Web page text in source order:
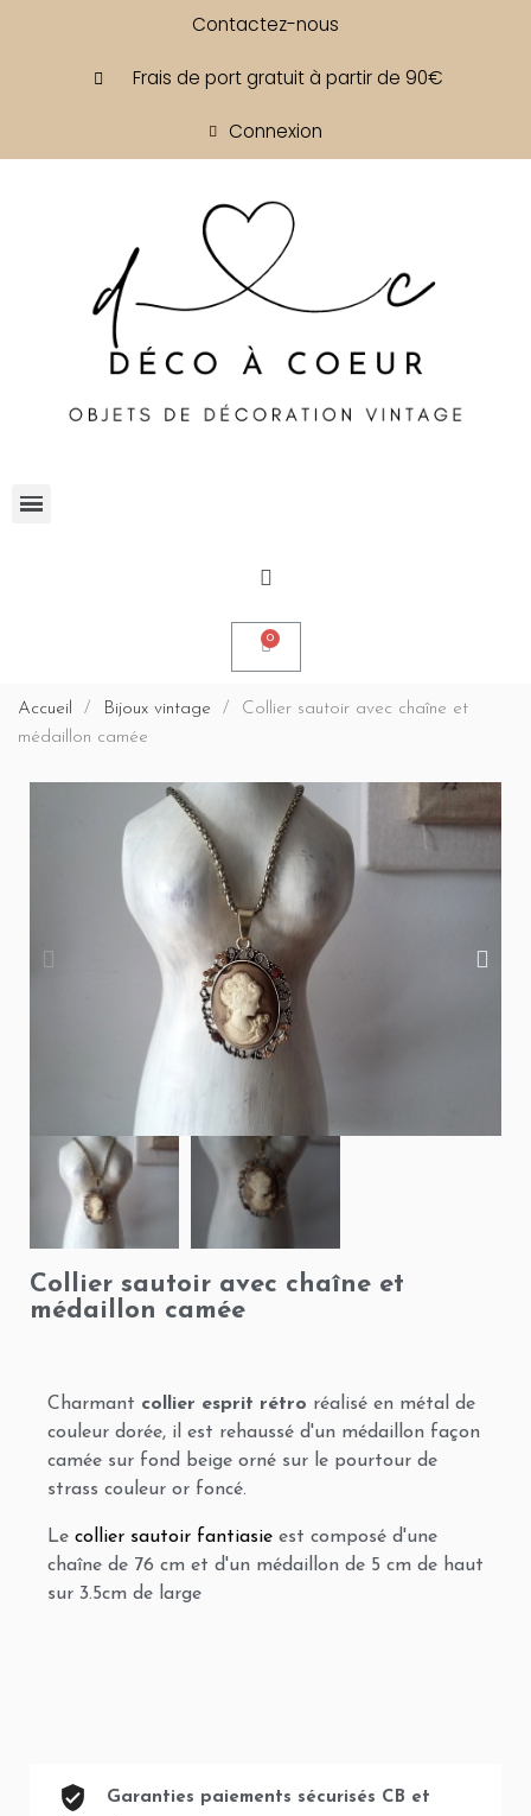
Contactez-nous
Frais de port gratuit à partir de 90€
Connexion
Accueil Bijoux vintage
Collier sautoir avec chaîne et
médaillon camée
Collier sautoir avec chaîne et
médaillon camée
Charmant collier esprit rétro réalisé en métal de
couleur dorée, il est rehaussé d'un médaillon façon
camée sur fond beige orné sur le pourtour de
strass couleur or foncé.
Le collier sautoir fantiasie est composé d'une
chaîne de 76 cm et d'un médaillon de 5 cm de haut
sur 3.5cm de large
Garanties paiements sécurisés CB et